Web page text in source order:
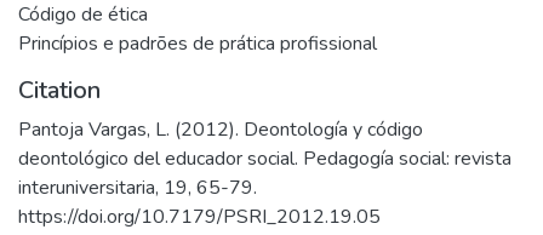
Código de ética
Princípios e padrões de prática profissional
Citation
Pantoja Vargas, L. (2012). Deontología y código
deontológico del educador social. Pedagogía social: revista
interuniversitaria, 19, 65-79.
https://doi.org/10.7179/PSRI_2012.19.05